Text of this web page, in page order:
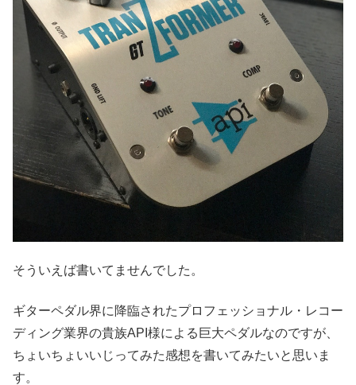
そういえば書いてませんでした。
ギターペダル界に降臨されたプロフェッショナル・レコー
ディング業界の貴族API様による巨大ペダルなのですが、
ちょいちょいいじってみた感想を書いてみたいと思いま
す。